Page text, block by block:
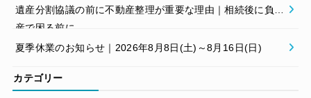
遺産分割協議の前に不動産整理が重要な理由｜相続後に負動
産で困る前に
夏季休業のお知らせ｜2026年8月8日(土)～8月16日(日)
カテゴリー